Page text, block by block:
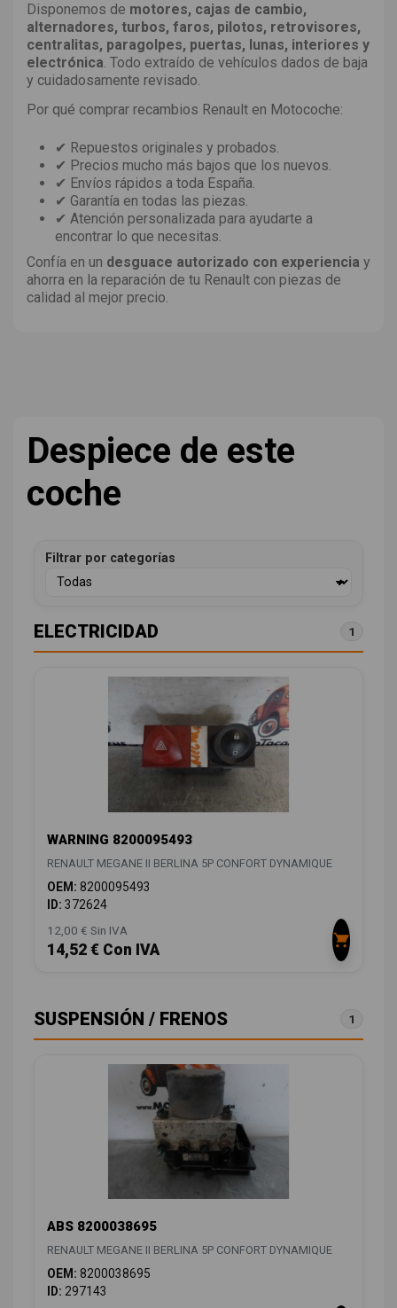
Disponemos de motores, cajas de cambio,
alternadores, turbos, faros, pilotos, retrovisores,
centralitas, paragolpes, puertas, lunas, interiores y
electrónica. Todo extraído de vehículos dados de baja
y cuidadosamente revisado.
Por qué comprar recambios Renault en Motocoche:
✔ Repuestos originales y probados.
✔ Precios mucho más bajos que los nuevos.
✔ Envíos rápidos a toda España.
✔ Garantía en todas las piezas.
✔ Atención personalizada para ayudarte a
encontrar lo que necesitas.
Confía en un desguace autorizado con experiencia y
ahorra en la reparación de tu Renault con piezas de
calidad al mejor precio.
Despiece de este
coche
Filtrar por categorías
ELECTRICIDAD 1
WARNING 8200095493
RENAULT MEGANE II BERLINA 5P CONFORT DYNAMIQUE
OEM: 8200095493
ID: 372624
12,00 € Sin IVA
14,52 € Con IVA
SUSPENSIÓN / FRENOS 1
ABS 8200038695
RENAULT MEGANE II BERLINA 5P CONFORT DYNAMIQUE
OEM: 8200038695
ID: 297143